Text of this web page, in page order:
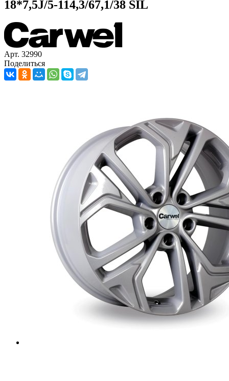
18*7,5J/5-114,3/67,1/38 SIL
Арт. 32990
Поделиться